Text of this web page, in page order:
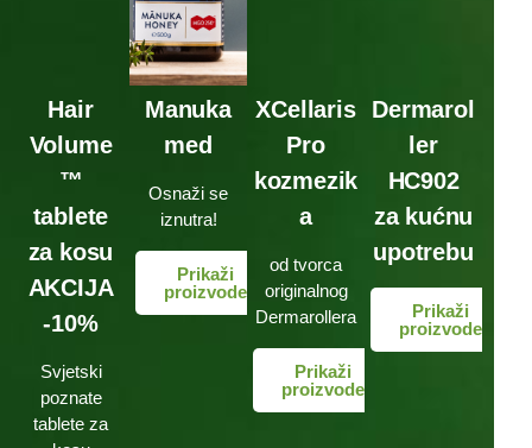
Hair
Volume
™
tablete
za kosu
AKCIJA
-10%
Svjetski
poznate
tablete za
Manuka
med
Osnaži se
iznutra!
Prikaži
proizvode
XCellaris
Pro
kozmezik
a
od tvorca
originalnog
Dermarollera
Prikaži
proizvode
Dermarol
ler
HC902
za kućnu
upotrebu
Prikaži
proizvode